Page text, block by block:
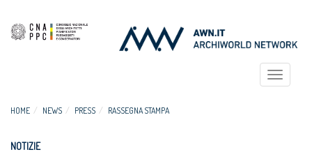
Toggle
HOME NEWS PRESS RASSEGNA STAMPA
NOTIZIE